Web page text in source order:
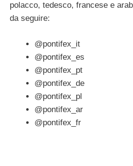
polacco, tedesco, francese e
da seguire:
@pontifex_it
@pontifex_es
@pontifex_pt
@pontifex_de
@pontifex_pl
@pontifex_ar
@pontifex_fr